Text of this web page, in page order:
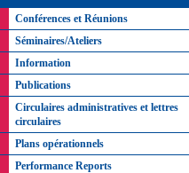
Conférences et Réunions
Séminaires/Ateliers
Information
Publications
Circulaires administratives et lettres
circulaires
Plans opérationnels
Performance Reports